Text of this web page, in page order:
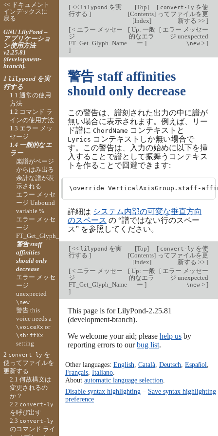
[<< lilypond を実
行する ]
[Top]
[Contents]
[Index]
[ convert-ly を使
ってファイルを更
新する >> ]
[< エラー メッセー
ジ
FT_Get_Glyph_Name
]
[ Up: 一般
的なエラ
ー]
[エラー メッセー
ジ unexpected
\new> ]
警告 staff affinities
should only decrease
この警告は、譜刻された出力の中に譜が
無い場合に表示されます。例えば、リー
ド譜に ChordName コンテキストと
Lyrics コンテキストしか無い場合で
す。この警告は、入力の始めに以下を挿
入することで譜として振舞うコンテキス
トを作ることで回避できます:
詳細は システム内部の可変な垂直方向
のスペース の “譜ではない行のスペー
ス” を参照してください。
[<< lilypond を実
行する ]
[Top]
[Contents]
[Index]
[ convert-ly を使
ってファイルを更
新する >> ]
[< エラー メッセー
ジ
FT_Get_Glyph_Name
]
[ Up: 一般
的なエラ
ー]
[エラー メッセー
ジ unexpected
\new> ]
This page is for LilyPond-2.25.81
(development-branch).
We welcome your aid; please help usby
reporting errors to ourbug list.
Other languages: English Català, Deutsch Español
Français, Italiano.
About automatic language selection
Disable syntax highlighting– Save syntax highlighting
preference
<< ドキュメント
インデックスに
戻る
GNU LilyPond –
アプリケーショ
ン使用方法
v2.25.81
(development-
branch).
1 lilypondを実
行する
1.1 通常の使用
方法
1.2 コマンド ラ
インの使用方法
1.3 エラー メッ
セージ
1.4 一般的なエ
ラー
楽譜がページ
からはみ出る
余計な譜が表
示される
エラー メッセ
ージ Unbound
variable %
エラー メッセ
ージ
FT_Get_Glyph_Name
警告 staff
affinities
should only
decrease
エラー メッセ
ージ
unexpected
\new
警告 this
voice needs a
\voiceXx or
\shiftXx
setting
2 convert-ly を
使ってファイルを
更新する
2.1 何故構文は
変更されるの
か？
2.2 convert-ly
を呼び出す
2.3 convert-ly
のコマンド ライ